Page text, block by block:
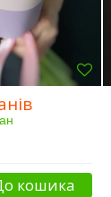
кошика